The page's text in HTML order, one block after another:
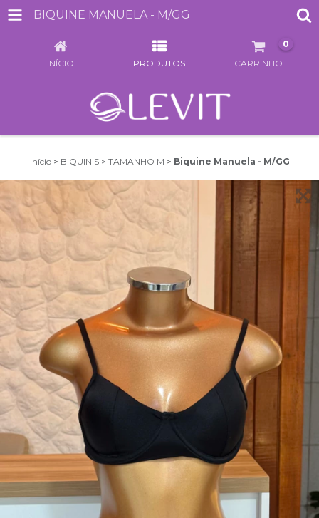
BIQUINE MANUELA - M/GG
INÍCIO PRODUTOS CARRINHO
0
Início > BIQUINIS > TAMANHO M > Biquine Manuela - M/GG